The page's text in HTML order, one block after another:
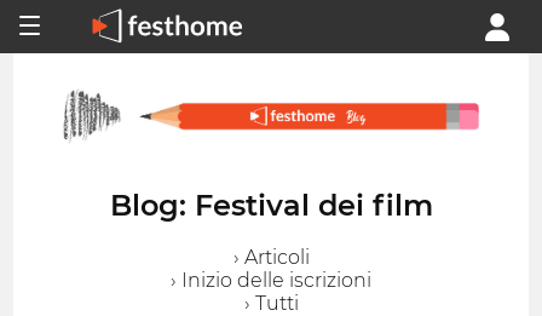
Blog: Festival dei film
› Articoli
› Inizio delle iscrizioni
› Tutti